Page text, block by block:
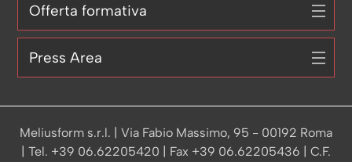
Offerta formativa
Press Area
Meliusform s.r.l. | Via Fabio Massimo, 95 - 00192 Roma
| Tel. +39 06.62205420 | Fax +39 06.62205436 | C.F.